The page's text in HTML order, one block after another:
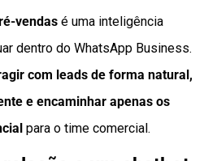
vendas é uma inteligência
dentro do WhatsApp Business.
com leads de forma natural,
e encaminhar apenas os
para o time comercial.